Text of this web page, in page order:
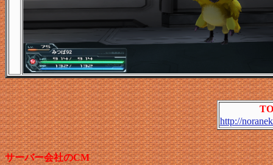
http://
サーバー会社のCM